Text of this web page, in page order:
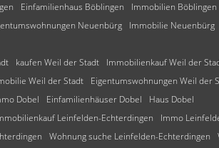
Einfamilienhaus Böblingen Immobilien Böblingen
Neuenbürg Immobilie Neuenbürg
kaufen Weil der Stadt Immobilienkauf Weil der
Weil der Stadt
Eigentumswohnungen Weil der
Dobel Einfamilienhäuser Dobel
Haus Dobel
Leinfelden-Echterdingen
Immo
Wohnung suche Leinfelden-Echterdingen